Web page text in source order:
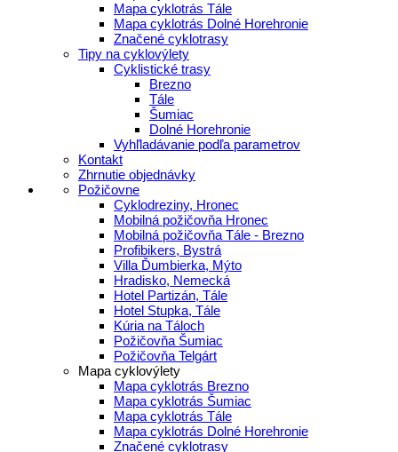
Mapa cyklotrás Tále
Mapa cyklotrás Dolné Horehronie
Značené cyklotrasy
Tipy na cyklovýlety
Cyklistické trasy
Brezno
Tále
Šumiac
Dolné Horehronie
Vyhľladávanie podľa parametrov
Kontakt
Zhrnutie objednávky
Požičovne
Cyklodreziny, Hronec
Mobilná požičovňa Hronec
Mobilná požičovňa Tále - Brezno
Profibikers, Bystrá
Villa Ďumbierka, Mýto
Hradisko, Nemecká
Hotel Partizán, Tále
Hotel Stupka, Tále
Kúria na Táloch
Požičovňa Šumiac
Požičovňa Telgárt
Mapa cyklovýlety
Mapa cyklotrás Brezno
Mapa cyklotrás Šumiac
Mapa cyklotrás Tále
Mapa cyklotrás Dolné Horehronie
Značené cyklotrasy